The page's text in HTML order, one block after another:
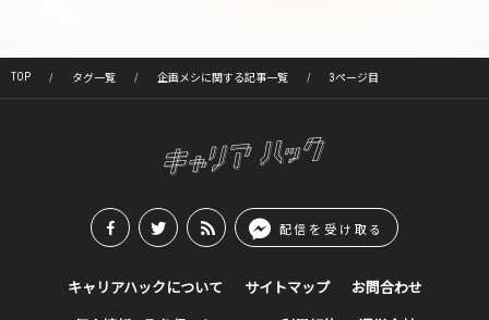
TOP タグ一覧 企画メシに関する記事一覧 3ページ目
配信を受け取る
キャリアハックについて サイトマップ お問合わせ